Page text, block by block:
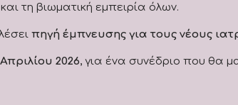
τη βιωματική εμπειρία όλων.
πηγή έμπνευσης για τους νέους
2026, για ένα συνέδριο που θα